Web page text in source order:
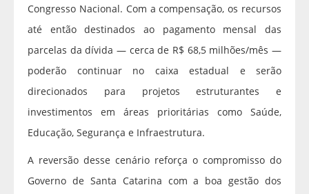
Congresso Nacional. Com a compensação, os recursos
até então destinados ao pagamento mensal das
parcelas da dívida — cerca de R$ 68,5 milhões/mês —
poderão continuar no caixa estadual e serão
direcionados para projetos estruturantes e
investimentos em áreas prioritárias como Saúde,
Educação, Segurança e Infraestrutura.
A reversão desse cenário reforça o compromisso do
Governo de Santa Catarina com a boa gestão dos